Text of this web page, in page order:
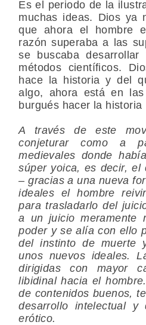
Es el periodo de la
muchas ideas. Dios ya
que ahora el hombre
razón superaba a las
se buscaba desarrollar
métodos científicos.
hace la historia y del
algo, ahora está en
burgués hacer la historia
A través de este
conjeturar como a
medievales donde
súper yoica, es decir, el
– gracias a una nueva
ideales el hombre
para trasladarlo del
a un juicio meramente
poder y se alía con ello
del instinto de muerte
unos nuevos ideales.
dirigidas con mayor
libidinal hacia el
de contenidos buenos,
desarrollo intelectual
erótico.